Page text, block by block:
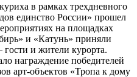
в рамках трехдневного
единство России» прошел
на площадках
и «Катунь» приняли
гости и жители курорта.
награждение победителей
арт-объектов «Тропа к дому